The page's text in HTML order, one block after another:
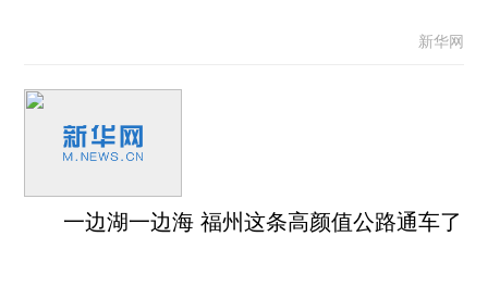
新华网
一边湖一边海 福州这条高颜值公路通车了